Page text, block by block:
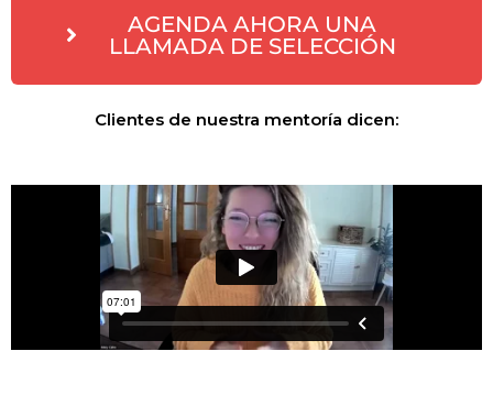
AGENDA AHORA UNA
LLAMADA DE SELECCIÓN
Clientes de nuestra mentoría dicen: